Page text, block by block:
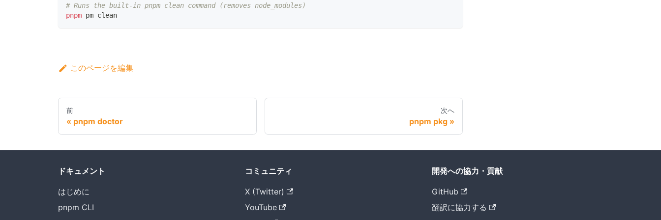
# Runs the built-in pnpm clean command (removes node_modules)
pnpm pm clean
このページを編集
前
pnpm doctor
次へ
pnpm pkg
ドキュメント
はじめに
pnpm CLI
コミュニティ
X (Twitter)
YouTube
開発への協力・貢献
GitHub
翻訳に協力する